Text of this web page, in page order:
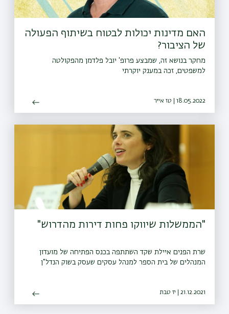
האם מדינות יכולות לבטוח בשיתוף הפעולה
של הציבור?
מחקר בנושא זה, שמבצע פרופ' יובל פלדמן מהפקולטה
למשפטים, זכה במענק יוקרתי
18.05.2022 | טז אייר
"הממשלות שיווקו פחות דירות מהדרוש"
שרת הפנים איילת שקד השתתפה בכנס הפתיחה של מועדון
המנהלים של בית הספר למנהל עסקים שעסק בשוק הנדל"ן
21.12.2021 | יז טבת